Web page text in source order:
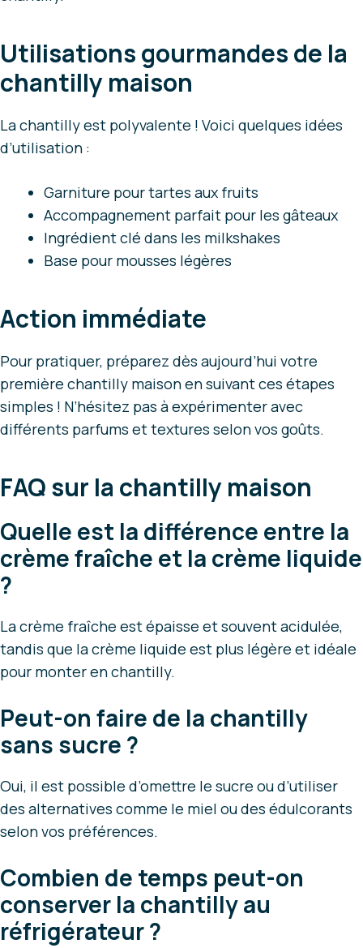
Utilisations gourmandes de la
chantilly maison
La chantilly est polyvalente ! Voici quelques idées
d’utilisation :
Garniture pour tartes aux fruits
Accompagnement parfait pour les gâteaux
Ingrédient clé dans les milkshakes
Base pour mousses légères
Action immédiate
Pour pratiquer, préparez dès aujourd’hui votre
première chantilly maison en suivant ces étapes
simples ! N’hésitez pas à expérimenter avec
différents parfums et textures selon vos goûts.
FAQ sur la chantilly maison
Quelle est la différence entre la
crème fraîche et la crème liquide
?
La crème fraîche est épaisse et souvent acidulée,
tandis que la crème liquide est plus légère et idéale
pour monter en chantilly.
Peut-on faire de la chantilly
sans sucre ?
Oui, il est possible d’omettre le sucre ou d’utiliser
des alternatives comme le miel ou des édulcorants
selon vos préférences.
Combien de temps peut-on
conserver la chantilly au
réfrigérateur ?